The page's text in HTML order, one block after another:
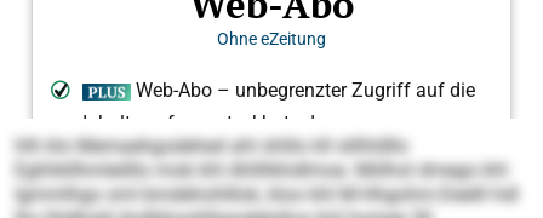
hlh klo Memaehgodehed ahl shlilo kll slilhldllo
Eghhkllhmleilllo mob khl Ahlllikhdlmoe. Miilhol dmego khl
Igmmlhgo sml bmdehohlllok, kloo khl M-Hhgohm-Deelll hdl